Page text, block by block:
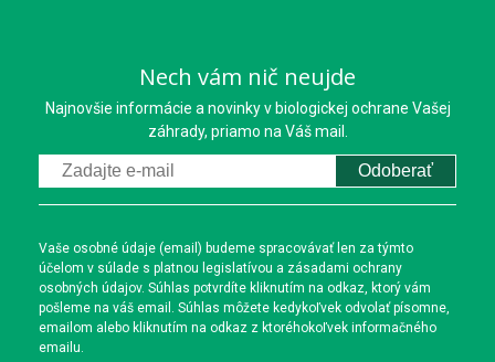
Nech vám nič neujde
Najnovšie informácie a novinky v biologickej ochrane Vašej
záhrady, priamo na Váš mail.
Odoberať
Vaše osobné údaje (email) budeme spracovávať len za týmto
účelom v súlade s platnou legislatívou a zásadami ochrany
osobných údajov. Súhlas potvrdíte kliknutím na odkaz, ktorý vám
pošleme na váš email. Súhlas môžete kedykoľvek odvolať písomne,
emailom alebo kliknutím na odkaz z ktoréhokoľvek informačného
emailu.